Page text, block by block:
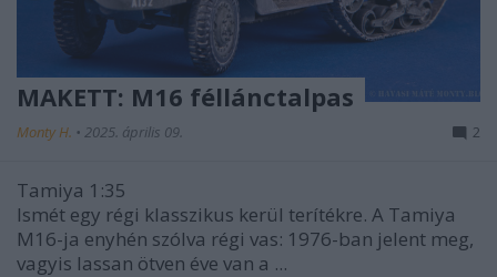
MAKETT: M16 féllánctalpas
Monty H. • 2025. április 09. 2
Tamiya 1:35
Ismét egy régi klasszikus kerül terítékre. A Tamiya
M16-ja enyhén szólva régi vas: 1976-ban jelent meg,
vagyis lassan ötven éve van a ...